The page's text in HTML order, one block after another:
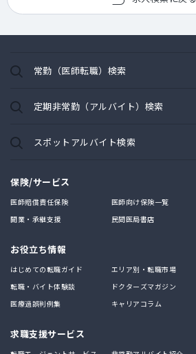
常勤（医師転職）検索
定期非常勤（アルバイト）検索
スポットアルバイト検索
保険/サービス
医師賠償責任保険
医師向け保険一覧
開業・承継支援
民間医局書店
お役立ち情報
はじめての転職ガイド
エリア別・転職市場
転職・バイト体験談
ドクターズマガジン
医療過誤判例集
キャリアコラム
求職支援サービス